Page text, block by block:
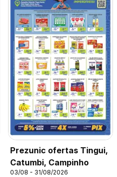
Prezunic ofertas Tingui,
Catumbi, Campinho
03/08 - 31/08/2026